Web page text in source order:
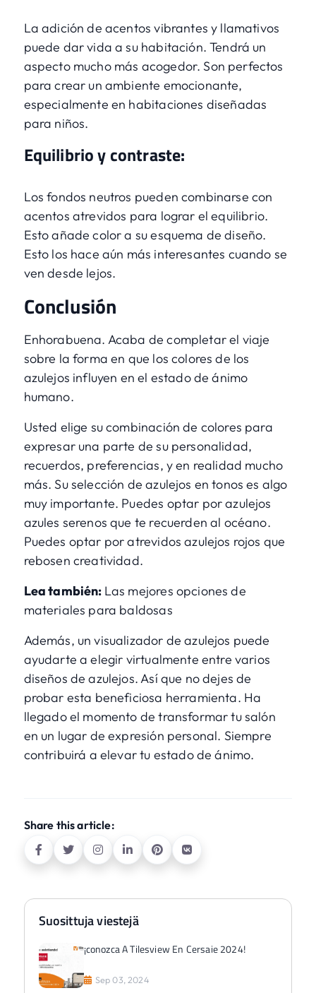
Suosittuja viestejä
¡conozca A Tilesview En Cersaie 2024!
Sep 03, 2024
La adición de acentos vibrantes y llamativos
puede dar vida a su habitación. Tendrá un
aspecto mucho más acogedor. Son perfectos
para crear un ambiente emocionante,
especialmente en habitaciones diseñadas
para niños.
Equilibrio y contraste:
Los fondos neutros pueden combinarse con
acentos atrevidos para lograr el equilibrio.
Esto añade color a su esquema de diseño.
Esto los hace aún más interesantes cuando se
ven desde lejos.
Conclusión
Enhorabuena. Acaba de completar el viaje
sobre la forma en que los colores de los
azulejos influyen en el estado de ánimo
humano.
Usted elige su combinación de colores para
expresar una parte de su personalidad,
recuerdos, preferencias, y en realidad mucho
más. Su selección de azulejos en tonos es algo
muy importante. Puedes optar por azulejos
azules serenos que te recuerden al océano.
Puedes optar por atrevidos azulejos rojos que
rebosen creatividad.
Lea también: Las mejores opciones de
materiales para baldosas
Además, unvisualizador de azulejos puede
ayudarte a elegir virtualmente entre varios
diseños de azulejos. Así que no dejes de
probar esta beneficiosa herramienta. Ha
llegado el momento de transformar tu salón
en un lugar de expresión personal. Siempre
contribuirá a elevar tu estado de ánimo.
Share this article: